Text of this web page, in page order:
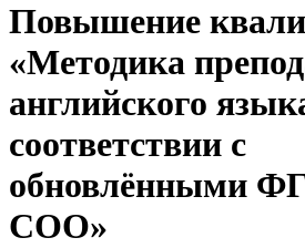
Повышение
«Методика
английского
соответствии с
обновлёнными
СОО»